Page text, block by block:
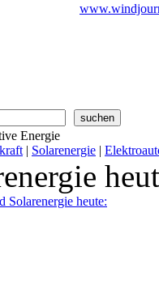
Energie
| Solarenergie |
Solarenergie heute: